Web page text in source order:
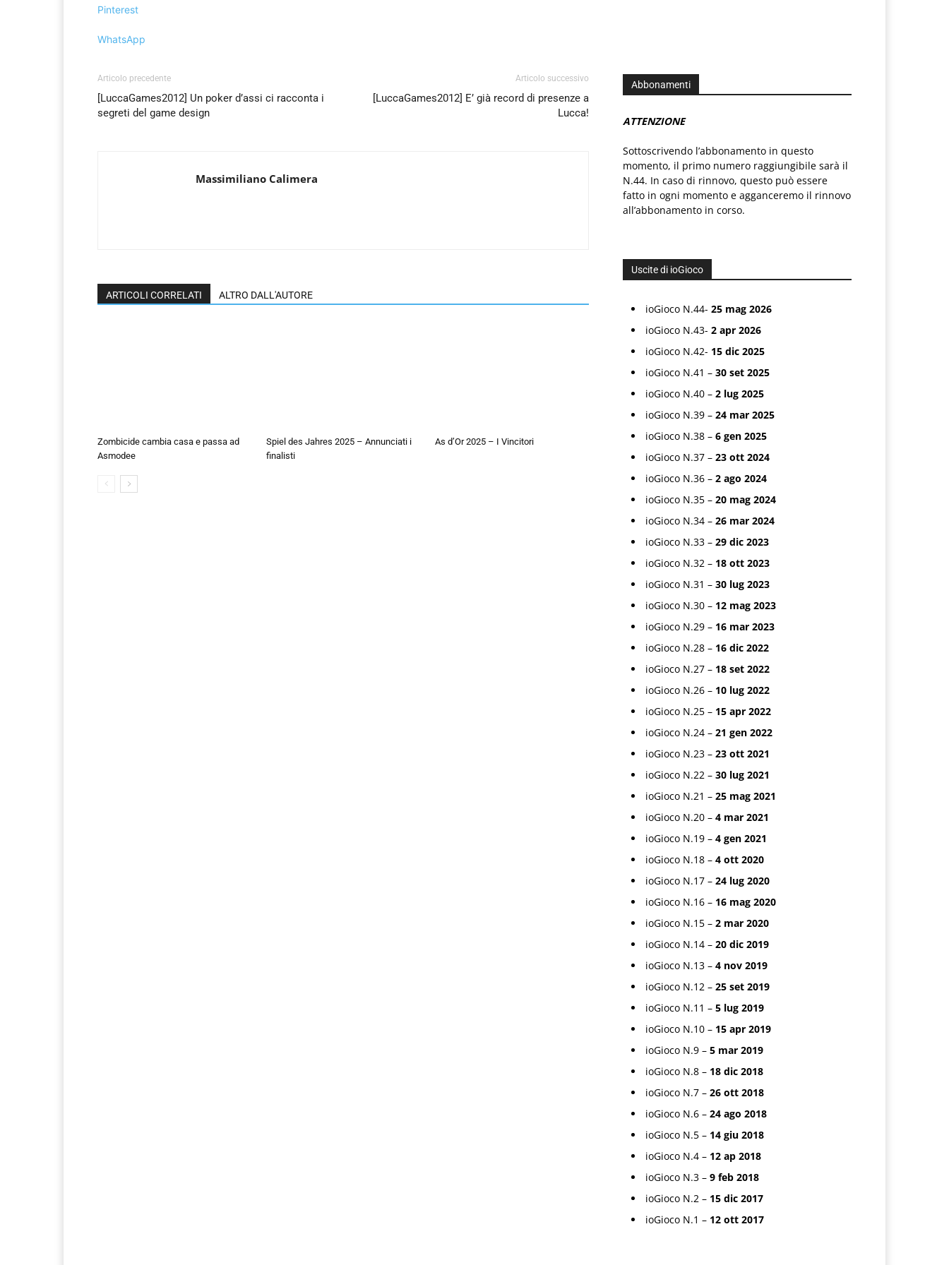
Pinterest
WhatsApp
Articolo precedente
[LuccaGames2012] Un poker d’assi ci racconta i
segreti del game design
Articolo successivo
[LuccaGames2012] E’ già record di presenze a
Lucca!
Massimiliano Calimera
ARTICOLI CORRELATI ALTRO DALL'AUTORE
Zombicide cambia casa e passa ad
Asmodee
Spiel des Jahres 2025 – Annunciati i
finalisti
As d’Or 2025 – I Vincitori
Abbonamenti
ATTENZIONE
Sottoscrivendo l’abbonamento in questo
momento, il primo numero raggiungibile sarà il
N.44. In caso di rinnovo, questo può essere
fatto in ogni momento e agganceremo il rinnovo
all’abbonamento in corso.
Uscite di ioGioco
ioGioco N.44- 25 mag 2026
ioGioco N.43- 2 apr 2026
ioGioco N.42- 15 dic 2025
ioGioco N.41 – 30 set 2025
ioGioco N.40 – 2 lug 2025
ioGioco N.39 – 24 mar 2025
ioGioco N.38 – 6 gen 2025
ioGioco N.37 – 23 ott 2024
ioGioco N.36 – 2 ago 2024
ioGioco N.35 – 20 mag 2024
ioGioco N.34 – 26 mar 2024
ioGioco N.33 – 29 dic 2023
ioGioco N.32 – 18 ott 2023
ioGioco N.31 – 30 lug 2023
ioGioco N.30 – 12 mag 2023
ioGioco N.29 – 16 mar 2023
ioGioco N.28 – 16 dic 2022
ioGioco N.27 – 18 set 2022
ioGioco N.26 – 10 lug 2022
ioGioco N.25 – 15 apr 2022
ioGioco N.24 – 21 gen 2022
ioGioco N.23 – 23 ott 2021
ioGioco N.22 – 30 lug 2021
ioGioco N.21 – 25 mag 2021
ioGioco N.20 – 4 mar 2021
ioGioco N.19 – 4 gen 2021
ioGioco N.18 – 4 ott 2020
ioGioco N.17 – 24 lug 2020
ioGioco N.16 – 16 mag 2020
ioGioco N.15 – 2 mar 2020
ioGioco N.14 – 20 dic 2019
ioGioco N.13 – 4 nov 2019
ioGioco N.12 – 25 set 2019
ioGioco N.11 – 5 lug 2019
ioGioco N.10 – 15 apr 2019
ioGioco N.9 – 5 mar 2019
ioGioco N.8 – 18 dic 2018
ioGioco N.7 – 26 ott 2018
ioGioco N.6 – 24 ago 2018
ioGioco N.5 – 14 giu 2018
ioGioco N.4 – 12 ap 2018
ioGioco N.3 – 9 feb 2018
ioGioco N.2 – 15 dic 2017
ioGioco N.1 – 12 ott 2017